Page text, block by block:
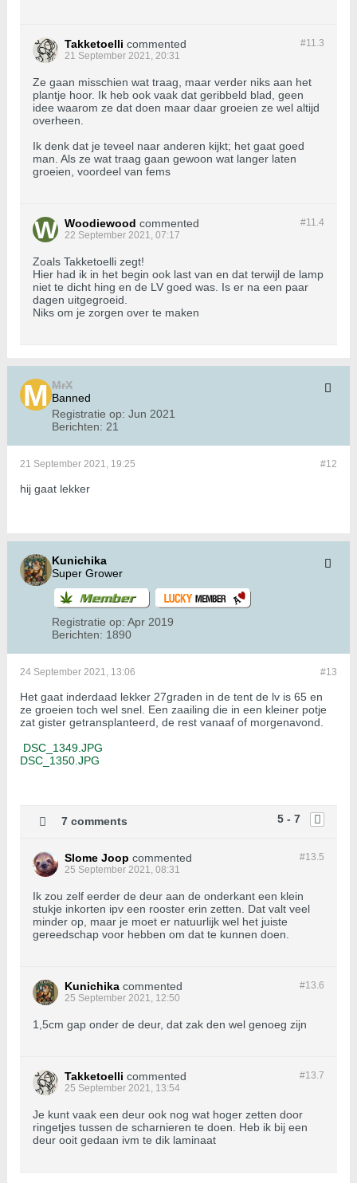
#11.3
Takketoelli commented
21 September 2021, 20:31
Ze gaan misschien wat traag, maar verder niks aan het
plantje hoor. Ik heb ook vaak dat geribbeld blad, geen
idee waarom ze dat doen maar daar groeien ze wel altijd
overheen.
Ik denk dat je teveel naar anderen kijkt; het gaat goed
man. Als ze wat traag gaan gewoon wat langer laten
groeien, voordeel van fems
#11.4
Woodiewood commented
22 September 2021, 07:17
Zoals Takketoelli zegt!
Hier had ik in het begin ook last van en dat terwijl de lamp
niet te dicht hing en de LV goed was. Is er na een paar
dagen uitgegroeid.
Niks om je zorgen over te maken
MrX
Banned
Registratie op: Jun 2021
Berichten: 21
#12
21 September 2021, 19:25
hij gaat lekker
Kunichika
Super Grower
Registratie op: Apr 2019
Berichten: 1890
#13
24 September 2021, 13:06
Het gaat inderdaad lekker 27graden in de tent de lv is 65 en
ze groeien toch wel snel. Een zaailing die in een kleiner potje
zat gister getransplanteerd, de rest vanaaf of morgenavond.
DSC_1349.JPG
DSC_1350.JPG
5 - 7
7 comments
#13.5
Slome Joop commented
25 September 2021, 08:31
Ik zou zelf eerder de deur aan de onderkant een klein
stukje inkorten ipv een rooster erin zetten. Dat valt veel
minder op, maar je moet er natuurlijk wel het juiste
gereedschap voor hebben om dat te kunnen doen.
#13.6
Kunichika commented
25 September 2021, 12:50
1,5cm gap onder de deur, dat zak den wel genoeg zijn
#13.7
Takketoelli commented
25 September 2021, 13:54
Je kunt vaak een deur ook nog wat hoger zetten door
ringetjes tussen de scharnieren te doen. Heb ik bij een
deur ooit gedaan ivm te dik laminaat